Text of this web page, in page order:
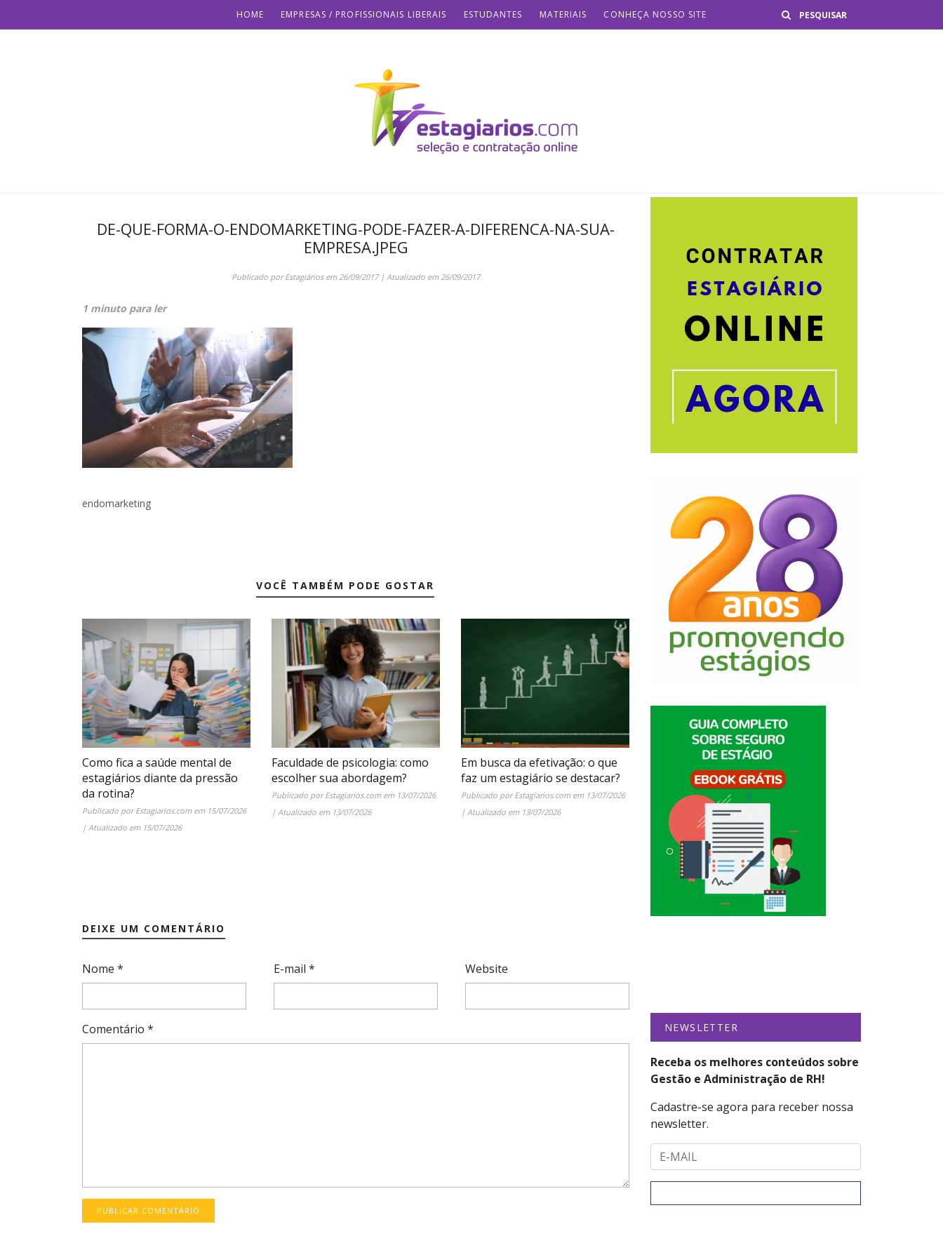
HOME EMPRESAS / PROFISSIONAIS LIBERAIS ESTUDANTES MATERIAIS CONHEÇA NOSSO SITE Buscar
DE-QUE-FORMA-O-ENDOMARKETING-PODE-FAZER-A-DIFERENCA-NA-SUA-
EMPRESA.JPEG
Publicado porEstagiáriosem26/09/2017| Atualizado em26/09/2017
1 minuto para ler
endomarketing
VOCÊ TAMBÉM PODE GOSTAR
Como fica a saúde mental de
estagiários diante da pressão
da rotina?
Publicado porEstagiarios.comem 15/07/2026
| Atualizado em 15/07/2026
Faculdade de psicologia: como
escolher sua abordagem?
Publicado porEstagiarios.comem 13/07/2026
| Atualizado em 13/07/2026
Em busca da efetivação: o que
faz um estagiário se destacar?
Publicado porEstagiarios.comem 13/07/2026
| Atualizado em 13/07/2026
DEIXE UM COMENTÁRIO
Nome * E-mail * Website
Comentário * NEWSLETTER
Receba os melhores conteúdos sobre
Gestão e Administração de RH!
Cadastre-se agora para receber nossa
newsletter.